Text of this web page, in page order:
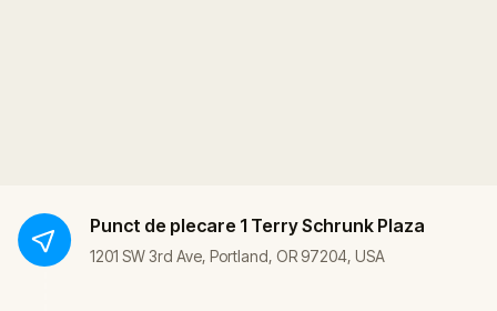
Punct de plecare 1 Terry Schrunk Plaza
1201 SW 3rd Ave, Portland, OR 97204, USA